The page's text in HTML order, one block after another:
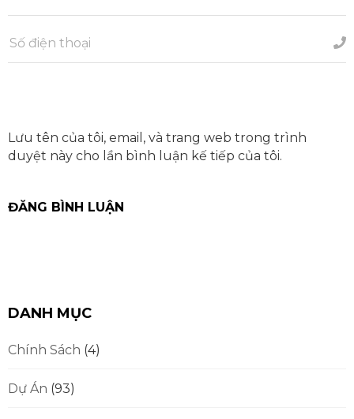
Lưu tên của tôi, email, và trang web trong trình
duyệt này cho lần bình luận kế tiếp của tôi.
DANH MỤC
Chính Sách (4)
Dự Án (93)